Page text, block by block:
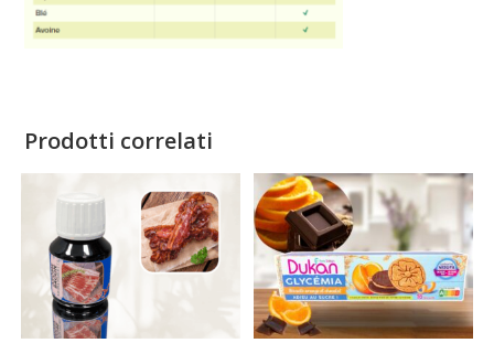
Prodotti correlati